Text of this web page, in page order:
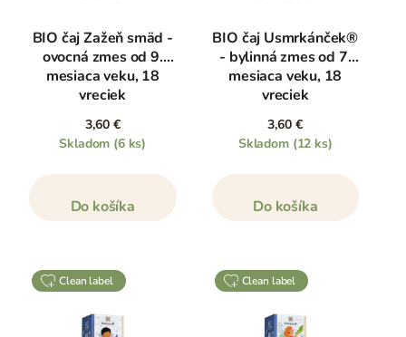
BIO čaj Zažeň smäd -
ovocná zmes od 9.
mesiaca veku, 18
vreciek
3,60 €
Skladom (6 ks)
Do košíka
BIO čaj Usmrkánček®
- bylinná zmes od 7.
mesiaca veku, 18
vreciek
3,60 €
Skladom (12 ks)
Do košíka
clean label clean label